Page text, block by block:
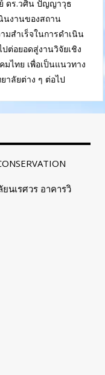
ดร.วศิน ปัญญาวุธ
นงานของสถาน
สำเร็จในการดำเนิน
ต่อยอดสู่งานวิจัยเชิง
ไทย เพื่อเป็นแนวทาง
ลัยต่าง ๆ ต่อไป
นเรศวร อาคารวิ